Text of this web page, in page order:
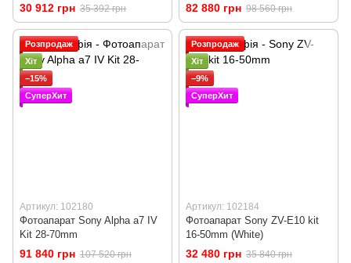
30 912 грн 35 392 грн 82 880 грн 98 560 грн
Розпродаж
Хіт
−15%
СуперХит
Артикул: 102180
Фотоапарат Sony Alpha a7 IV
Kit 28-70mm
91 840 грн 107 520 грн
Розпродаж
Хіт
−9%
СуперХит
Артикул: 102184
Фотоапарат Sony ZV-E10 kit
16-50mm (White)
32 480 грн 35 840 грн